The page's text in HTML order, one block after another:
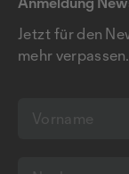
Jetzt für den
mehr verpassen.